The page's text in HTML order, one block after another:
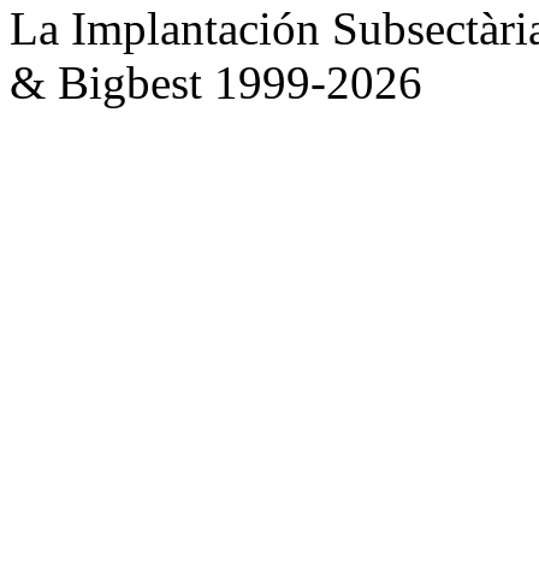
La Implantación
& Bigbest 1999-2026